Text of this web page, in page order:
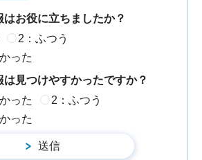
はお役に立ちましたか？
2：ふつう
った
は見つけやすかったですか？
った
2：ふつう
った